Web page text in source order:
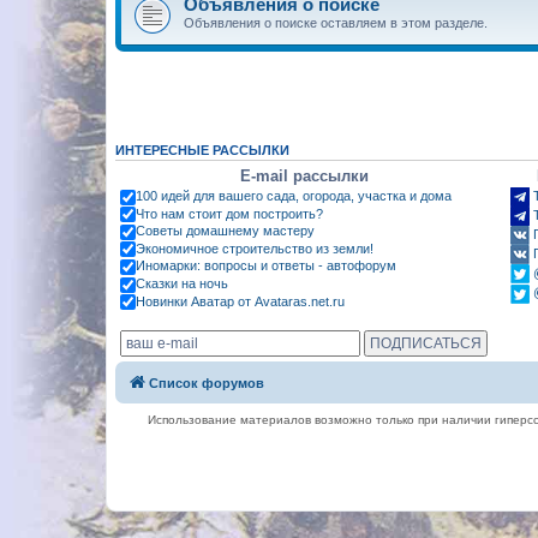
Объявления о поиске
Объявления о поиске оставляем в этом разделе.
ИНТЕРЕСНЫЕ РАССЫЛКИ
E-mail рассылки
100 идей для вашего сада, огорода, участка и дома
Что нам стоит дом построить?
Советы домашнему мастеру
Экономичное строительство из земли!
Иномарки: вопросы и ответы - автофорум
Сказки на ночь
Новинки Аватар от Avataras.net.ru
Список форумов
Использование материалов возможно только при наличии